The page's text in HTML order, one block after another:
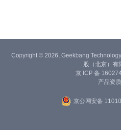
Copyright © 2026, Geekbang
股（北京）有
京 ICP 备
产品资质
京公网安备